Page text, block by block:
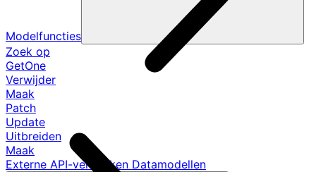
Modelfuncties
Zoek op
GetOne
Verwijder
Maak
Patch
Update
Uitbreiden
Maak
Externe API-verzoeken Datamodellen